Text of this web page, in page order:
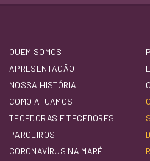
QUEM SOMOS
APRESENTAÇÃO
NOSSA HISTÓRIA
COMO ATUAMOS
TECEDORAS E TECEDORES
PARCEIROS
CORONAVÍRUS NA MARÉ!